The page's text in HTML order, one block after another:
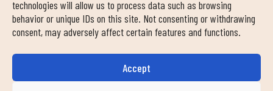
technologies will allow us to process data such as browsing
behavior or unique IDs on this site. Not consenting or withdrawing
consent, may adversely affect certain features and functions.
Accept
INFORMACIÓ DE CONTACTE